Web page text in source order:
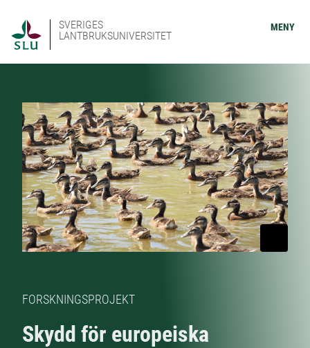
SVERIGES
LANTBRUKSUNIVERSITET
MENY
FORSKNINGSPROJEKT
Skydd för europeiska